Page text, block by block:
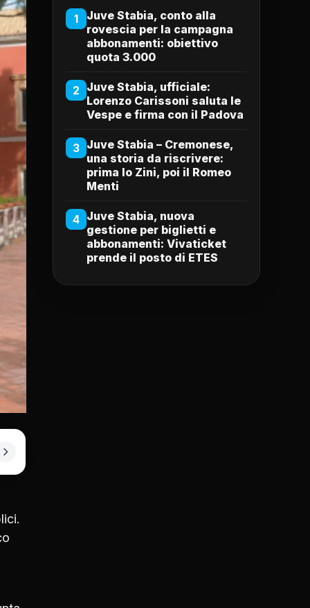
1
Juve Stabia, conto alla
rovescia per la campagna
abbonamenti: obiettivo
quota 3.000
2 Juve Stabia, ufficiale:
Lorenzo Carissoni saluta le
Vespe e firma con il Padova
3 Juve Stabia – Cremonese,
una storia da riscrivere:
prima lo Zini, poi il Romeo
Menti
4 Juve Stabia, nuova
gestione per biglietti e
abbonamenti: Vivaticket
prende il posto di ETES